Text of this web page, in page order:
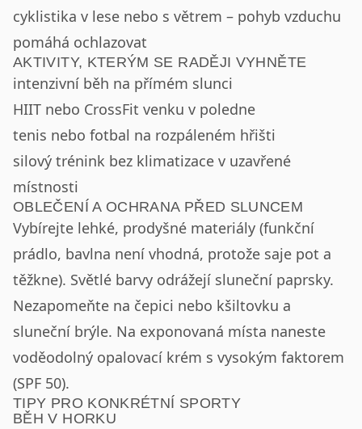
cyklistika v lese nebo s větrem – pohyb vzduchu
pomáhá ochlazovat
AKTIVITY, KTERÝM SE RADĚJI VYHNĚTE
intenzivní běh na přímém slunci
HIIT nebo CrossFit venku v poledne
tenis nebo fotbal na rozpáleném hřišti
silový trénink bez klimatizace v uzavřené
místnosti
OBLEČENÍ A OCHRANA PŘED SLUNCEM
Vybírejte lehké, prodyšné materiály (funkční
prádlo, bavlna není vhodná, protože saje pot a
těžkne). Světlé barvy odrážejí sluneční paprsky.
Nezapomeňte na čepici nebo kšiltovku a
sluneční brýle. Na exponovaná místa naneste
voděodolný opalovací krém s vysokým faktorem
(SPF 50).
TIPY PRO KONKRÉTNÍ SPORTY
BĚH V HORKU